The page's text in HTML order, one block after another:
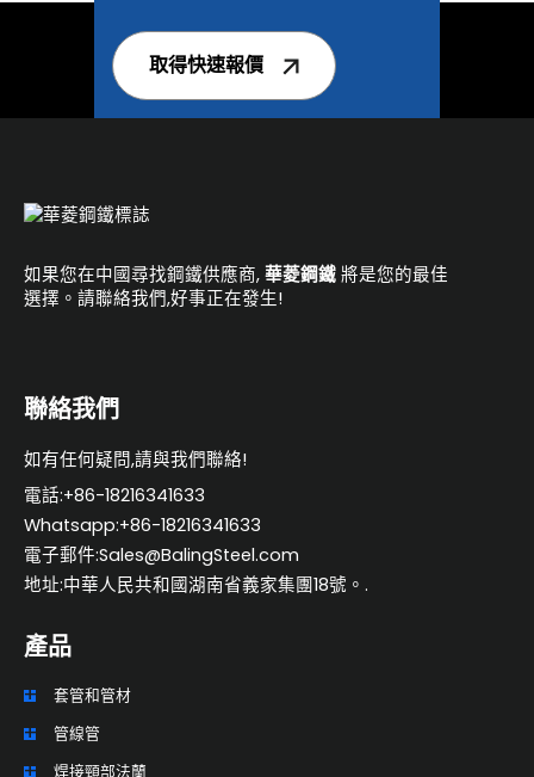
取得快速報價
如果您在中國尋找鋼鐵供應商, 華菱鋼鐵 將是您的最佳
選擇。請聯絡我們,好事正在發生!
聯絡我們
如有任何疑問,請與我們聯絡!
電話:+86-18216341633
Whatsapp:+86-18216341633
電子郵件:Sales@BalingSteel.com
地址:中華人民共和國湖南省義家集團18號。.
產品
套管和管材
管線管
焊接頸部法蘭